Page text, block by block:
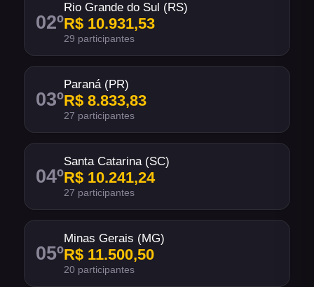
02º
Rio Grande do Sul (RS)
R$ 10.931,53
29 participantes
03º
Paraná (PR)
R$ 8.833,83
27 participantes
04º
Santa Catarina (SC)
R$ 10.241,24
27 participantes
05º
Minas Gerais (MG)
R$ 11.500,50
20 participantes